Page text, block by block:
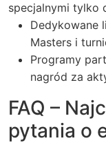
specjalnymi tylko
Dedykowane
Masters i
Programy
nagród za
FAQ –
pytania o